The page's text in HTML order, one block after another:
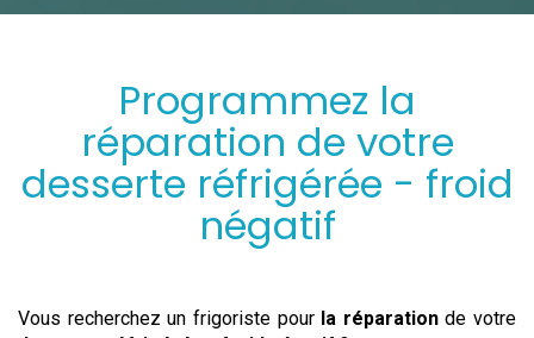
Programmez la
réparation de votre
desserte réfrigérée - froid
négatif
Vous recherchez un frigoriste pour la réparationde votre